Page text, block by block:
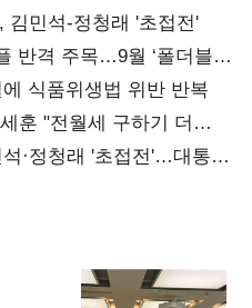
김민석-정청래 '초접전'
반격 주목…9월 ‘폴더블
식품위생법 위반 반복
훈 "전월세 구하기 더
·정청래 '초접전'…대통령